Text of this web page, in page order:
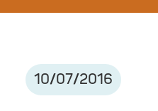
10/07/2016